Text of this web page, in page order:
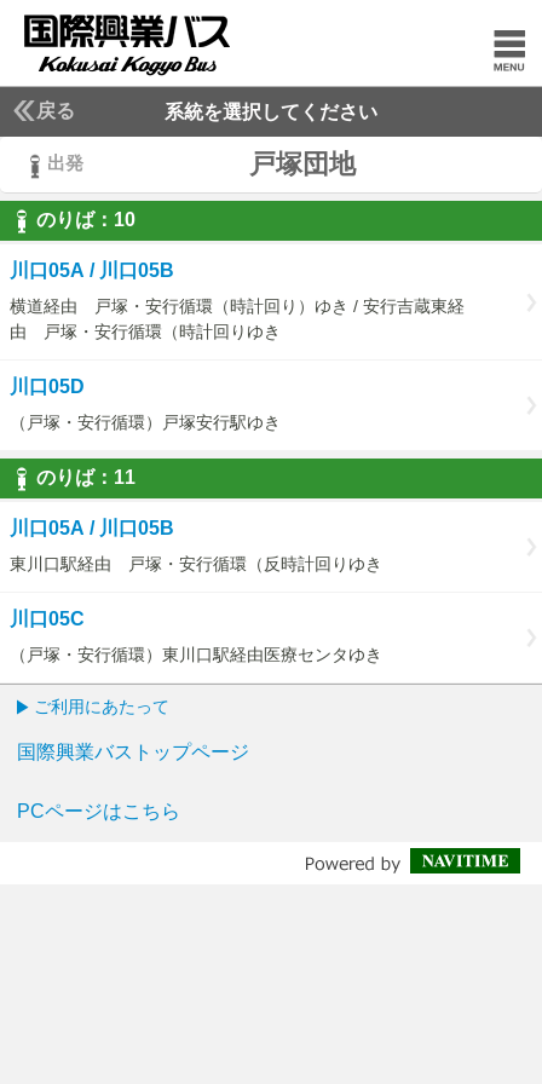
戻る 系統を選択してください
出発 戸塚団地
のりば： 10
10
川口05A / 川口05B
横道経由 戸塚・安行循環（時計回り）ゆき / 安行吉蔵東経
由 戸塚・安行循環（時計回りゆき
川口05D
（戸塚・安行循環）戸塚安行駅ゆき
のりば： 11
11
川口05A / 川口05B
東川口駅経由 戸塚・安行循環（反時計回りゆき
川口05C
（戸塚・安行循環）東川口駅経由医療センタゆき
ご利用にあたって
国際興業バストップページ
PCページはこちら